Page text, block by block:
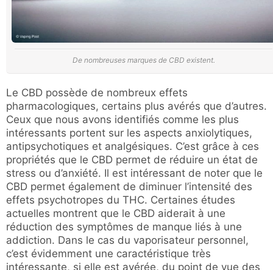
De nombreuses marques de CBD existent.
Le CBD possède de nombreux effets
pharmacologiques, certains plus avérés que d’autres.
Ceux que nous avons identifiés comme les plus
intéressants portent sur les aspects anxiolytiques,
antipsychotiques et analgésiques. C’est grâce à ces
propriétés que le CBD permet de réduire un état de
stress ou d’anxiété. Il est intéressant de noter que le
CBD permet également de diminuer l’intensité des
effets psychotropes du THC. Certaines études
actuelles montrent que le CBD aiderait à une
réduction des symptômes de manque liés à une
addiction. Dans le cas du vaporisateur personnel,
c’est évidemment une caractéristique très
intéressante, si elle est avérée, du point de vue des